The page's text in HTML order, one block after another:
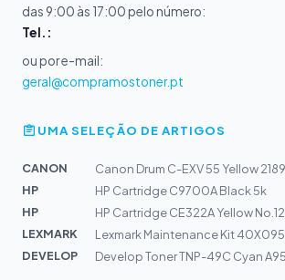
das 9:00 às 17:00 pelo número:
Tel.:
ou por e-mail:
geral@compramostoner.pt
UMA SELEÇÃO DE ARTIGOS
CANON
HP
HP Cartridge C9700A Black 5k
HP
HP Cartridge CE322A Yellow
LEXMARK
DEVELOP